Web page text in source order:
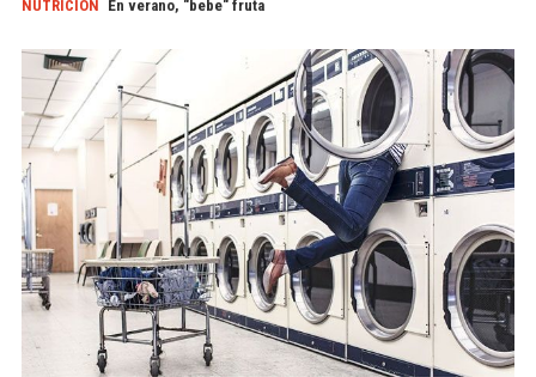
NUTRICIÓN En verano, "bebe" fruta